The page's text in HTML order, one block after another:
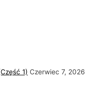
1) Czerwiec 7, 2026